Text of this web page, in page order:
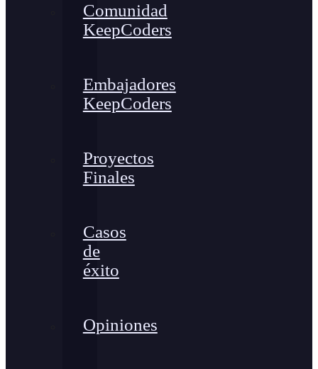
Comunidad
KeepCoders
Embajadores
KeepCoders
Proyectos
Finales
Casos
de
éxito
Opiniones